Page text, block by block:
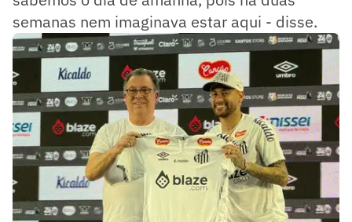
semanas nem imaginava estar aqui - disse.